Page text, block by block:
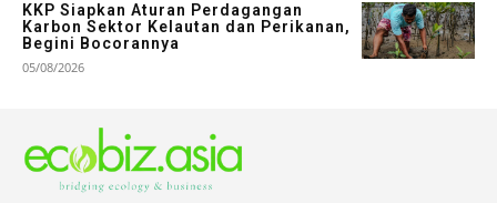
KKP Siapkan Aturan Perdagangan
Karbon Sektor Kelautan dan Perikanan,
Begini Bocorannya
05/08/2026